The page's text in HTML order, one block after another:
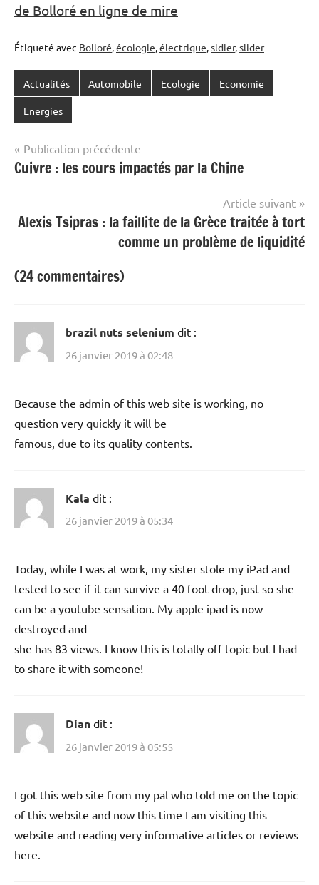
de Bolloré en ligne de mire
Étiqueté avec Bolloré,écologie,électrique,sldier,slider
Actualités Automobile Ecologie Economie
Energies
Navigation
de
Publication précédente
Cuivre : les cours impactés par la Chine
Article suivant
Alexis Tsipras : la faillite de la Grèce traitée à tort
comme un problème de liquidité
(24 commentaires)
brazil nuts selenium dit :
26 janvier 2019 à 02:48
Because the admin of this web site is working, no
question very quickly it will be
famous, due to its quality contents.
Kala dit :
26 janvier 2019 à 05:34
Today, while I was at work, my sister stole my iPad and
tested to see if it can survive a 40 foot drop, just so she
can be a youtube sensation. My apple ipad is now
destroyed and
she has 83 views. I know this is totally off topic but I had
to share it with someone!
Dian dit :
26 janvier 2019 à 05:55
I got this web site from my pal who told me on the topic
of this website and now this time I am visiting this
website and reading very informative articles or reviews
here.